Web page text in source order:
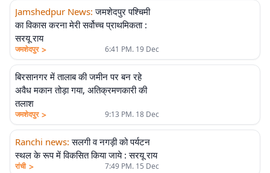
Jamshedpur News: जमशेदपुर पश्चिमी
का विकास करना मेरी सर्वोच्च प्राथमिकता :
सरयू राय
जमशेदपुर > 6:41 PM. 19 Dec
बिरसानगर में तालाब की जमीन पर बन रहे
अवैध मकान तोड़ा गया, अतिक्रमणकारी की
तलाश
जमशेदपुर > 9:13 PM. 18 Dec
Ranchi news: सलगी व नगड़ी को पर्यटन
स्थल के रूप में विकसित किया जाये : सरयू राय
रांची > 7:49 PM. 15 Dec